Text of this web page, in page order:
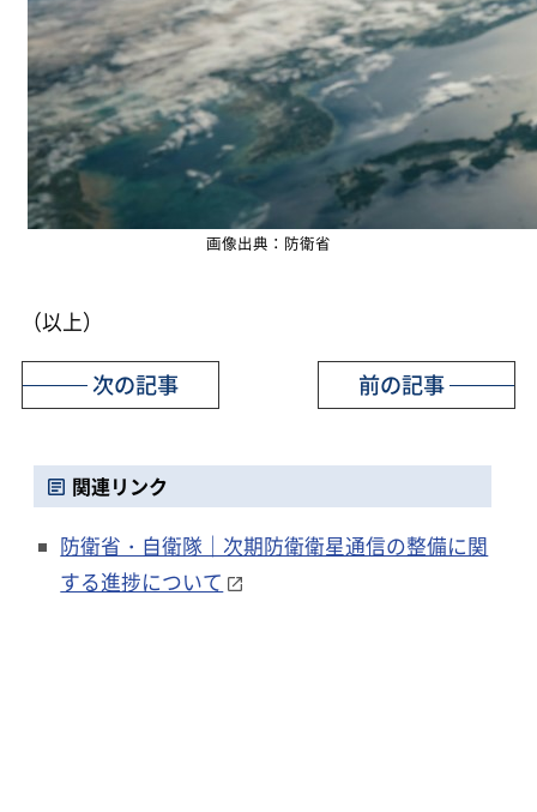
画像出典：防衛省
（以上）
前の記事
次の記事
関連リンク
防衛省・自衛隊｜次期防衛衛星通信の整備に関
する進捗について